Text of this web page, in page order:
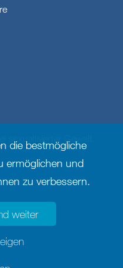
die bestmögliche
ermöglichen und
zu verbessern.
weiter